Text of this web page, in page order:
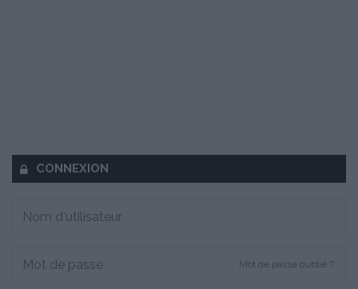
CONNEXION
Mot de passe oublié ?